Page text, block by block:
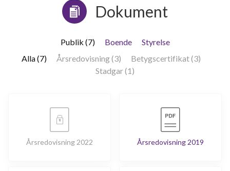
Dokument
Publik (7) Boende
Styrelse
Alla (7)
Årsredovisning (3)
Betygscertifikat (3)
Stadgar (1)
Årsredovisning 2022 Årsredovisning 2019